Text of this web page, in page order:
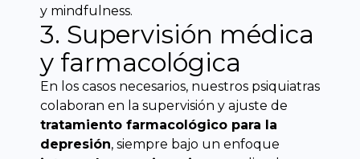
y mindfulness.
3. Supervisión médica
y farmacológica
En los casos necesarios, nuestros psiquiatras
colaboran en la supervisión y ajuste de
tratamiento farmacológico para la
depresión, siempre bajo un enfoque